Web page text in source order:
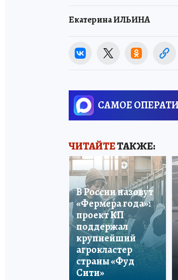
Екатерина ИЛЬИНА
САМОЕ
ЧИТАЙТЕТАКЖЕ:
В России назовут
«Фермера года»:
проект КП
поддержал
крупнейший
агрокластер
страны «Фуд
Сити»